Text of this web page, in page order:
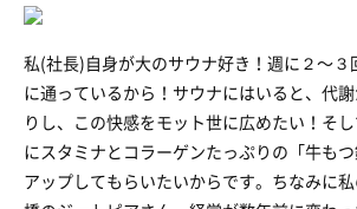
私(社長)自身が大のサウナ好き！週に２〜３
に通っているから！サウナにはいると、代
りし、この快感をモット世に広めたい！そ
にスタミナとコラーゲンたっぷりの「牛も
アップしてもらいたいからです。ちなみに